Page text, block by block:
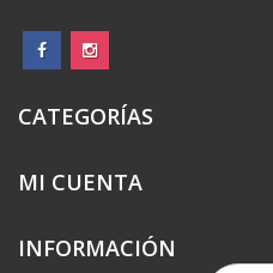
CATEGORÍAS
MI CUENTA
INFORMACIÓN